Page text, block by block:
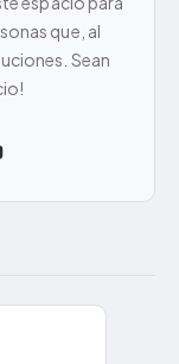
que, al
Sean